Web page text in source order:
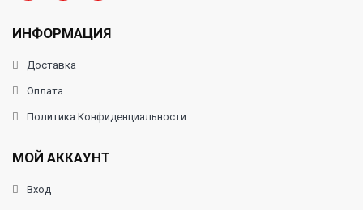
ИНФОРМАЦИЯ
Доставка
Оплата
Политика Конфиденциальности
МОЙ АККАУНТ
Вход